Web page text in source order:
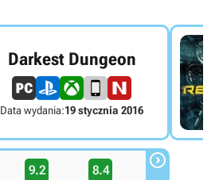
Darkest Dungeon
Data wydania:19 stycznia 2016
9.2 8.4 